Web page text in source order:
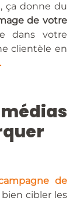
ça donne du
de votre
dans votre
clientèle en
de
cibler les